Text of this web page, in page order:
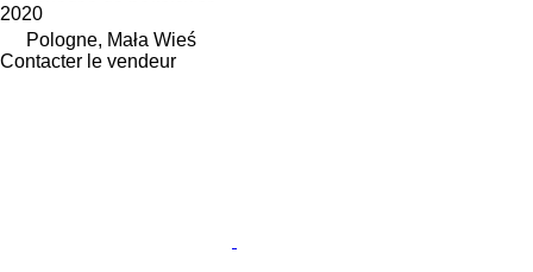
2020
Pologne, Mała Wieś
Contacter le vendeur